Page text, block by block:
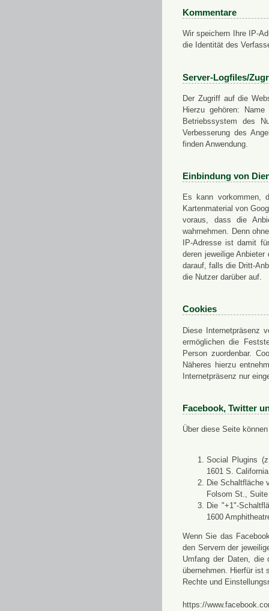
Kommentare
Wir speichern Ihre IP-
die Identität des
Server-Logfiles/
Der Zugriff auf die
Hierzu gehören:
Betriebssystem des
Verbesserung des
finden Anwendung.
Einbindung von
Es kann vorkommen,
Kartenmaterial von
voraus, dass die
wahrnehmen. Denn
IP-Adresse ist damit
deren jeweilige
darauf, falls die Dritt-
die Nutzer darüber auf.
Cookies
Diese Internetpräsenz
ermöglichen die
Person zuordenbar.
Näheres hierzu
Internetpräsenz nur
Facebook, Twitter
Über diese Seite
Social Plugins
1601 S.
Die Schaltfläche
Folsom St.,
Die "+1"-
1600
Wenn Sie das
den Servern der
Umfang der Daten, die
übernehmen. Hierfür ist
Rechte und
https://